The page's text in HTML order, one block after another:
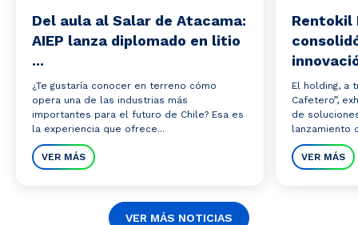
Del aula al Salar de Atacama:
AIEP lanza diplomado en litio
...
¿Te gustaría conocer en terreno cómo
opera una de las industrias más
importantes para el futuro de Chile? Esa es
la experiencia que ofrece...
VER MÁS
Rentokil
El holding, a
Cafetero”,
de
lanzamiento
VER MÁS
VER MÁS NOTICIAS